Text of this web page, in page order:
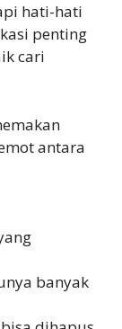
hati-hati
penting
cari
antara
banyak